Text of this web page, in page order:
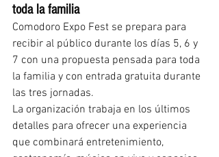
toda la familia
Comodoro Expo Fest se prepara para
recibir al público durante los días 5, 6 y
7 con una propuesta pensada para toda
la familia y con entrada gratuita durante
las tres jornadas.
La organización trabaja en los últimos
detalles para ofrecer una experiencia
que combinará entretenimiento,